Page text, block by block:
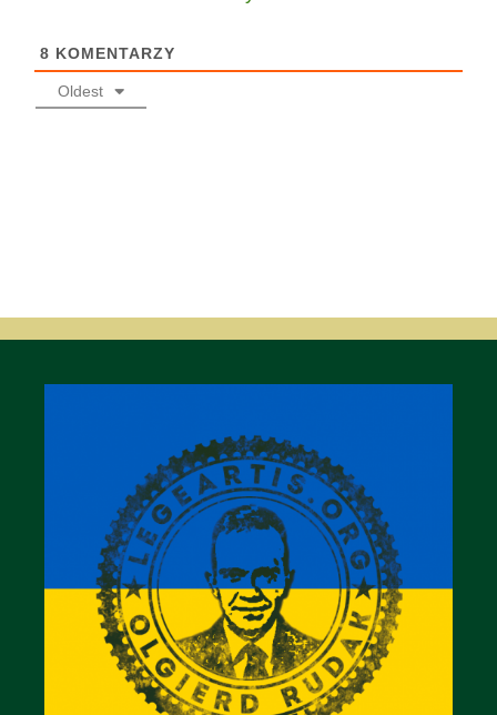
8 KOMENTARZY
Oldest